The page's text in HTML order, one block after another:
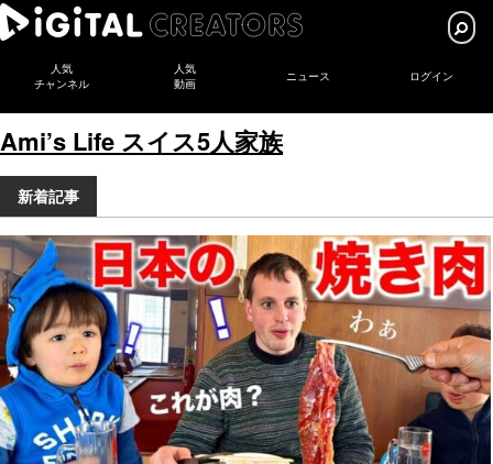
人気
チャンネル
人気
動画
ニュース ログイン
Ami’s Life スイス5人家族
新着記事